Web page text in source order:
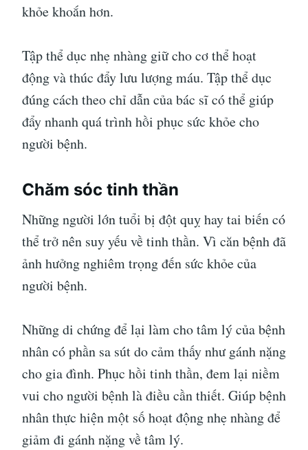
khỏe khoắn hơn.
Tập thể dục nhẹ nhàng giữ cho cơ thể hoạt
động và thúc đẩy lưu lượng máu. Tập thể dục
đúng cách theo chỉ dẫn của bác sĩ có thể giúp
đẩy nhanh quá trình hồi phục sức khỏe cho
người bệnh.
Chăm sóc tinh thần
Những người lớn tuổi bị đột quỵ hay tai biến có
thể trở nên suy yếu về tinh thần. Vì căn bệnh đã
ảnh hưởng nghiêm trọng đến sức khỏe của
người bệnh.
Những di chứng để lại làm cho tâm lý của bệnh
nhân có phần sa sút do cảm thấy như gánh nặng
cho gia đình. Phục hồi tinh thần, đem lại niềm
vui cho người bệnh là điều cần thiết. Giúp bệnh
nhân thực hiện một số hoạt động nhẹ nhàng để
giảm đi gánh nặng về tâm lý.